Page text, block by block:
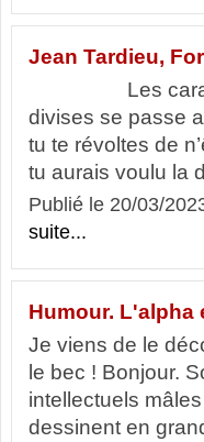
Jean Tardieu,
Les
divises se passe
tu te révoltes de
tu aurais voulu la
Publié le 20/03/
suite...
Humour. L'alpha
Je viens de le
le bec ! Bonjour.
intellectuels
dessinent en